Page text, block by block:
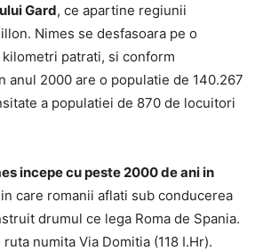
Gard, ce apartine regiunii
Nimes se desfasoara pe o
kilometri patrati, si conform
anul 2000 are o populatie de 140.267
a populatiei de 870 de locuitori
incepe cu peste 2000 de ani in
care romanii aflati sub conducerea
drumul ce lega Roma de Spania.
numita Via Domitia (118 I.Hr).